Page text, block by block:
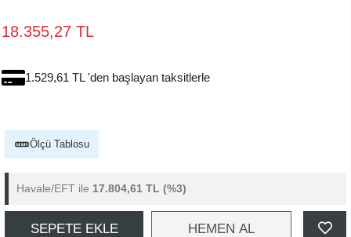
18.355,27 TL
1.529,61 TL 'den başlayan taksitlerle
Ölçü Tablosu
Havale/EFT ile 17.804,61 TL (%3)
SEPETE EKLE HEMEN AL